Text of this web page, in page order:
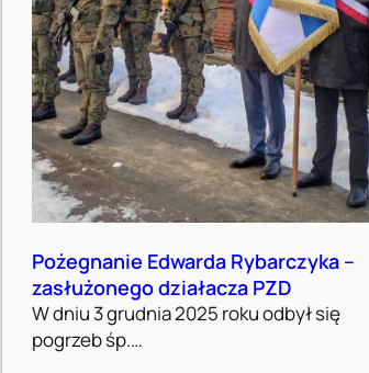
Pożegnanie Edwarda Rybarczyka –
zasłużonego działacza PZD
W dniu 3 grudnia 2025 roku odbył się
pogrzeb śp.…